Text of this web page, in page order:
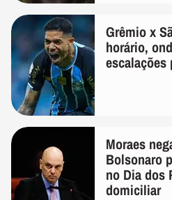
Grêmio x
horário,
Moraes
Bolsonaro
no Dia dos
domiciliar